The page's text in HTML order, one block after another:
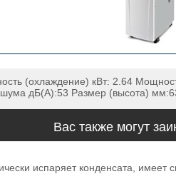
(охлаждение) кВт: 2.64
дБ(А):53 Размер (высота)
Вас также могут
испаряет конденсата,